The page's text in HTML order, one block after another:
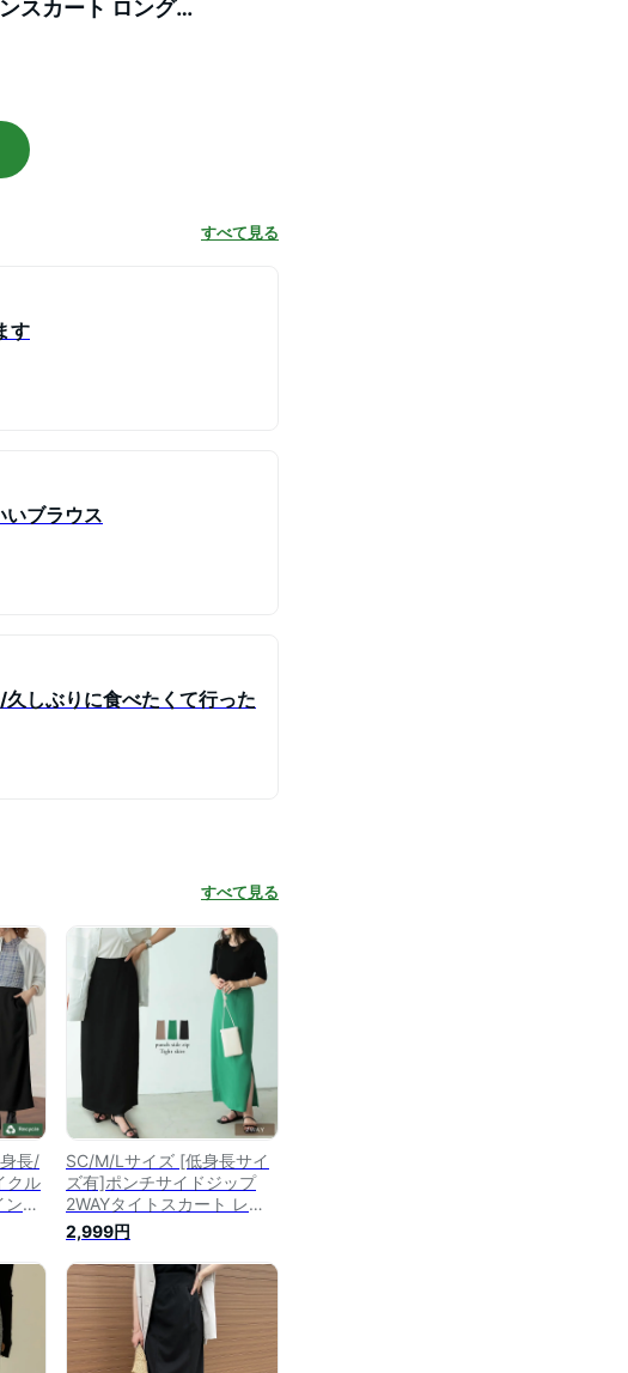
スカート ロング
すべて見る
す
いブラウス
しぶりに食べたくて行った
すべて見る
長/
クル
ス
/
ナ
サ
ル
SC/M/Lサイズ [低身長サイ
ズ有]ポンチサイドジップ
2WAYタイトスカート レデ
ィース 春 夏 / スカート ロ
ングスカート タイトスカー
ト 2WAY ポンチ ストレッチ
ポンチ イージーケア 低身長
2,999円